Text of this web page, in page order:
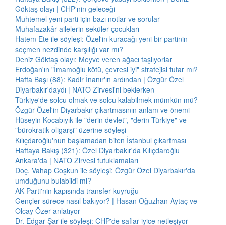
Göktaş olayı | CHP'nin geleceği
Muhtemel yeni parti için bazı notlar ve sorular
Muhafazakâr ailelerin seküler çocukları
Hatem Ete ile söyleşi: Özel'in kuracağı yeni bir partinin
seçmen nezdinde karşılığı var mı?
Deniz Göktaş olayı: Meyve veren ağacı taşlıyorlar
Erdoğan'ın "İmamoğlu kötü, çevresi iyi" stratejisi tutar mı?
Hafta Başı (88): Kadir İnanır'ın ardından | Özgür Özel
Diyarbakır'daydı | NATO Zirvesi'ni beklerken
Türkiye'de solcu olmak ve solcu kalabilmek mümkün mü?
Özgür Özel'in Diyarbakır çıkartmasının anlam ve önemi
Hüseyin Kocabıyık ile "derin devlet", "derin Türkiye" ve
"bürokratik oligarşi" üzerine söyleşi
Kılıçdaroğlu'nun başlamadan biten İstanbul çıkartması
Haftaya Bakış (321): Özel Diyarbakır'da Kılıçdaroğlu
Ankara'da | NATO Zirvesi tutuklamaları
Doç. Vahap Coşkun ile söyleşi: Özgür Özel Diyarbakır'da
umduğunu bulabildi mi?
AK Parti'nin kapısında transfer kuyruğu
Gençler sürece nasıl bakıyor? | Hasan Oğuzhan Aytaç ve
Olcay Özer anlatıyor
Dr. Edgar Şar ile söyleşi: CHP'de saflar iyice netleşiyor